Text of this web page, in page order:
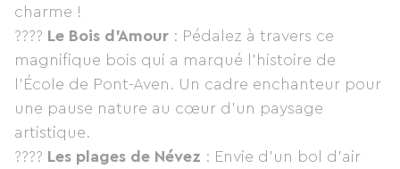
charme !
???? Le Bois d’Amour : Pédalez à travers ce
magnifique bois qui a marqué l’histoire de
l’École de Pont-Aven. Un cadre enchanteur pour
une pause nature au cœur d’un paysage
artistique.
???? Les plages de Névez : Envie d’un bol d’air